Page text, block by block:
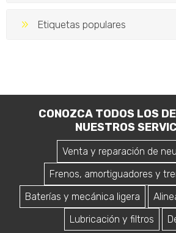
Etiquetas populares
CONOZCA TODOS LOS
NUESTROS
Venta y reparación de
Frenos, amortiguadores y
Baterías y mecánica ligera
Lubricación y filtros